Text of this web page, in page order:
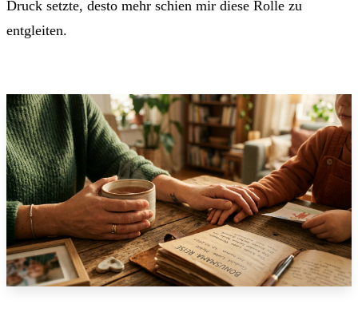
Druck setzte, desto mehr schien mir diese Rolle zu
entgleiten.